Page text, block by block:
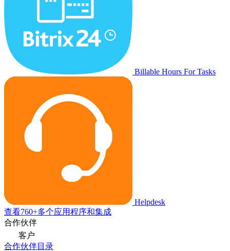
Billable Hours For Tasks
Helpdesk
查看760+多个应用程序和集成
合作伙伴
客户
合作伙伴目录